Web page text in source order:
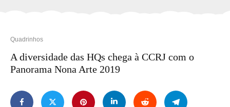
Quadrinhos
A diversidade das HQs chega à CCRJ com o
Panorama Nona Arte 2019